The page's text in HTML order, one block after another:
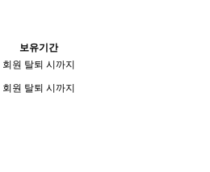
보유기간
회원 탈퇴 시까지
회원 탈퇴 시까지